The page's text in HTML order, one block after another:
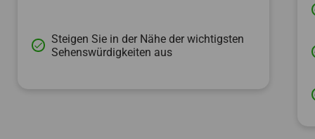
done
Steigen Sie in der Nähe der wichtigsten
Sehenswürdigkeiten aus